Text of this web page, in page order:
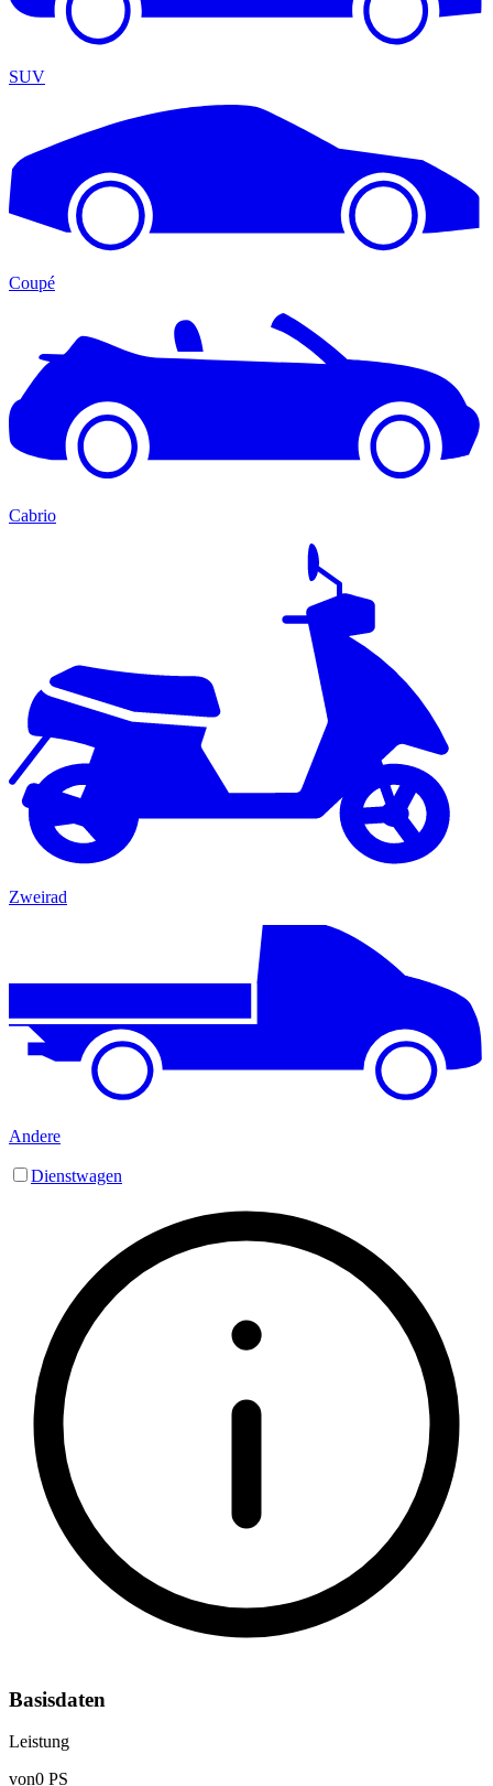
SUV
Coupé
Cabrio
Zweirad
Andere
Dienstwagen
Basisdaten
Leistung
von0 PS